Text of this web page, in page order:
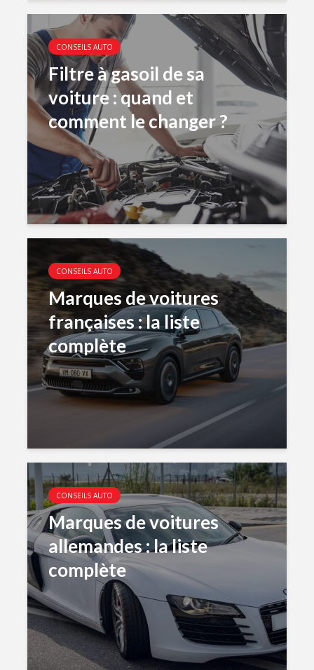
CONSEILS AUTO
Filtre à gasoil de sa
voiture : quand et
comment le changer ?
CONSEILS AUTO
Marques de voitures
françaises : la liste
complète
CONSEILS AUTO
Marques de voitures
allemandes : la liste
complète